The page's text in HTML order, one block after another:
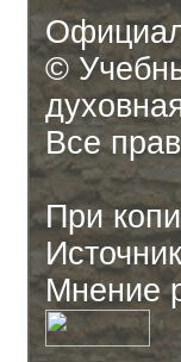
©
Все
При
Мнение